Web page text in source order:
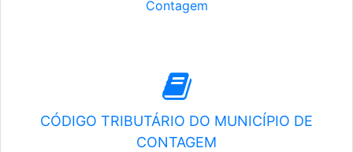
Contagem
CÓDIGO TRIBUTÁRIO DO MUNICÍPIO DE
CONTAGEM